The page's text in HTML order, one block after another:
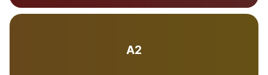
A2